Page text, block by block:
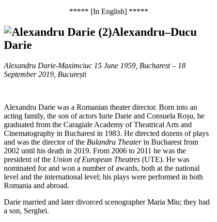
***** [In English] *****
Alexandru–Ducu
Darie
Alexandru Darie-Maximciuc 15 June 1959, Bucharest – 18
September 2019, București
Alexandru Darie was a Romanian theater director. Born into an
acting family, the son of actors Iurie Darie and Consuela Roșu, he
graduated from the Caragiale Academy of Theatrical Arts and
Cinematography in Bucharest in 1983. He directed dozens of plays
and was the director of the Bulandra Theaterin Bucharest from
2002 until his death in 2019. From 2006 to 2011 he was the
president of the Union of European Theatres (UTE). He was
nominated for and won a number of awards, both at the national
level and the international level; his plays were performed in both
Romania and abroad.
Darie married and later divorced scenographer Maria Miu; they had
a son, Serghei.